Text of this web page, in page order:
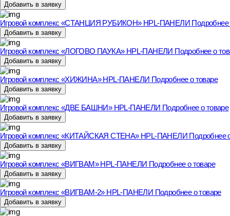
Добавить в заявку
Игровой комплекс «СТАНЦИЯ РУБИКОН» HPL-ПАНЕЛИ Подробнее
Добавить в заявку
Игровой комплекс «ЛОГОВО ПАУКА» HPL-ПАНЕЛИ Подробнее о
Добавить в заявку
Игровой комплекс «ХИЖИНА» HPL-ПАНЕЛИ Подробнее о товаре
Добавить в заявку
Игровой комплекс «ДВЕ БАШНИ» HPL-ПАНЕЛИ Подробнее о товаре
Добавить в заявку
Игровой комплекс «КИТАЙСКАЯ СТЕНА» HPL-ПАНЕЛИ Подробнее
Добавить в заявку
Игровой комплекс «ВИГВАМ» HPL-ПАНЕЛИ Подробнее о товаре
Добавить в заявку
Игровой комплекс «ВИГВАМ-2» HPL-ПАНЕЛИ Подробнее о товаре
Добавить в заявку